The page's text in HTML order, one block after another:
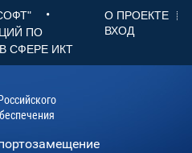
•
ПО
СФЕРЕ ИКТ
О ПРОЕКТЕ
ВХОД